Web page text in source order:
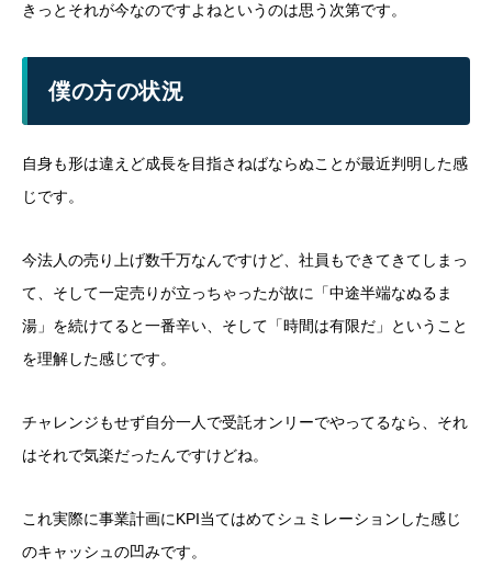
きっとそれが今なのですよねというのは思う次第です。
僕の方の状況
自身も形は違えど成長を目指さねばならぬことが最近判明した感
じです。
今法人の売り上げ数千万なんですけど、社員もできてきてしまっ
て、そして一定売りが立っちゃったが故に「中途半端なぬるま
湯」を続けてると一番辛い、そして「時間は有限だ」ということ
を理解した感じです。
チャレンジもせず自分一人で受託オンリーでやってるなら、それ
はそれで気楽だったんですけどね。
これ実際に事業計画にKPI当てはめてシュミレーションした感じ
のキャッシュの凹みです。